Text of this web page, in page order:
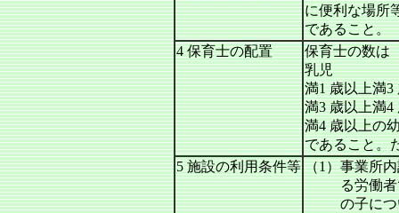
に便利な場所
であること。
4 保育士の配置
保育士の数は
乳児
満1 歳以上満3
満3 歳以上満4
満4 歳以上の
であること。
5 施設の利用条件等 （1）事業所
る労働
の子に